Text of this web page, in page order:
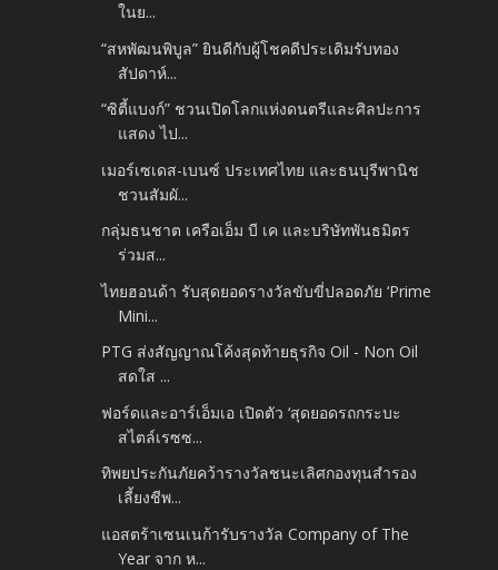
ในย...
“สหพัฒนพิบูล” ยินดีกับผู้โชคดีประเดิมรับทอง
สัปดาห์...
“ซิตี้แบงก์” ชวนเปิดโลกแห่งดนตรีและศิลปะการ
แสดง ไป...
เมอร์เซเดส-เบนซ์ ประเทศไทย และธนบุรีพานิช
ชวนสัมผั...
กลุ่มธนชาต เครือเอ็ม บี เค และบริษัทพันธมิตร
ร่วมส...
ไทยฮอนด้า รับสุดยอดรางวัลขับขี่ปลอดภัย ‘Prime
Mini...
PTG ส่งสัญญาณโค้งสุดท้ายธุรกิจ Oil - Non Oil
สดใส ...
ฟอร์ดและอาร์เอ็มเอ เปิดตัว ‘สุดยอดรถกระบะ
สไตล์เรซซ...
ทิพยประกันภัยคว้ารางวัลชนะเลิศกองทุนสำรอง
เลี้ยงชีพ...
แอสตร้าเซนเนก้ารับรางวัล Company of The
Year จาก ห...